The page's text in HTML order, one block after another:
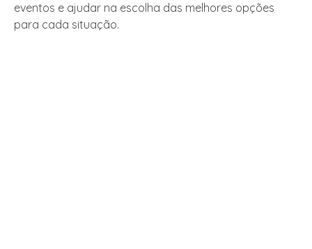
eventos e ajudar na escolha das melhores opções
para cada situação.